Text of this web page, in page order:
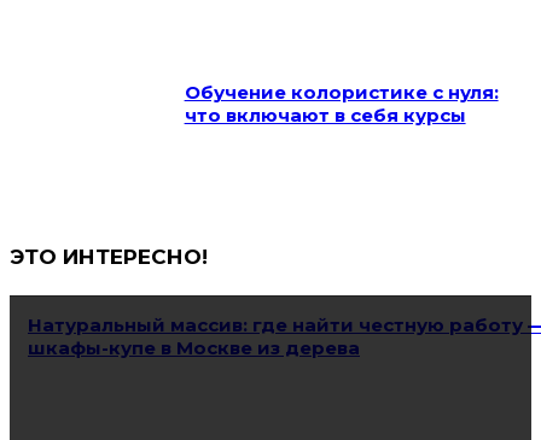
Обучение колористике с нуля:
что включают в себя курсы
ЭТО ИНТЕРЕСНО!
Натуральный массив: где найти честную работу
шкафы-купе в Москве из дерева